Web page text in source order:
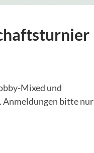
Mixed und
Anmeldungen bitte nur